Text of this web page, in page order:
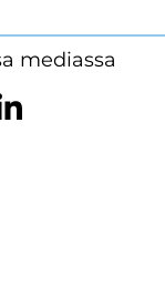
mediassa